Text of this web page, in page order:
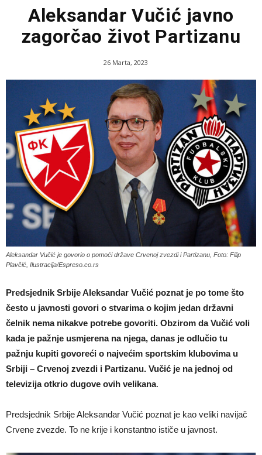
Aleksandar Vučić javno
zagorčao život Partizanu
26 Marta, 2023
Aleksandar Vučić je govorio o pomoći države Crvenoj zvezdi i Partizanu, Foto: Filip
Plavčić, Ilustracija/Espreso.co.rs
Predsjednik Srbije Aleksandar Vučić poznat je po tome što
često u javnosti govori o stvarima o kojim jedan državni
čelnik nema nikakve potrebe govoriti. Obzirom da Vučić voli
kada je pažnje usmjerena na njega, danas je odlučio tu
pažnju kupiti govoreći o najvećim sportskim klubovima u
Srbiji – Crvenoj zvezdi i Partizanu. Vučić je na jednoj od
televizija otkrio dugove ovih velikana.
Predsjednik Srbije Aleksandar Vučić poznat je kao veliki navijač
Crvene zvezde. To ne krije i konstantno ističe u javnost.